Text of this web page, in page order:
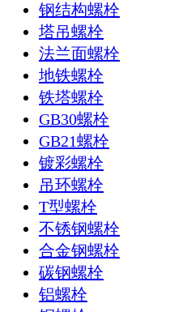
钢结构螺栓
塔吊螺栓
法兰面螺栓
地铁螺栓
铁塔螺栓
GB30螺栓
GB21螺栓
镀彩螺栓
吊环螺栓
T型螺栓
不锈钢螺栓
合金钢螺栓
碳钢螺栓
铝螺栓